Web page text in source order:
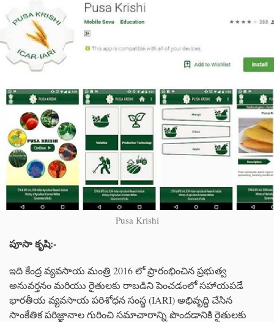
Pusa Krishi
పూసాకృషి:-
ఇది కేంద్ర వ్యవసాయ మంత్రి 2016 లో ప్రారంభించిన ప్రభుత్వ
అనువర్తనం మరియు రైతులకు రాబడిని పెంచడంలో సహాయపడే
భారతీయ వ్యవసాయ పరిశోధన సంస్థ (IARI) అభివృద్ధి చేసిన
సాంకేతిక పరిజ్ఞానాల గురించి సమాచారాన్ని పొందడానికి రైతులకు